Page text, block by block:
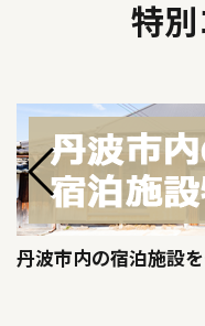
特別
丹波市内の宿泊施設